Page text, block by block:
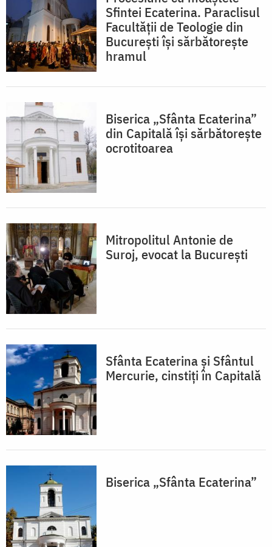
Sfintei Ecaterina. Paraclisul
Facultăţii de Teologie din
Bucureşti îşi sărbătoreşte
hramul
Biserica „Sfânta Ecaterina”
din Capitală îşi sărbătoreşte
ocrotitoarea
Mitropolitul Antonie de
Suroj, evocat la București
Sfânta Ecaterina şi Sfântul
Mercurie, cinstiţi în Capitală
Biserica „Sfânta Ecaterina”